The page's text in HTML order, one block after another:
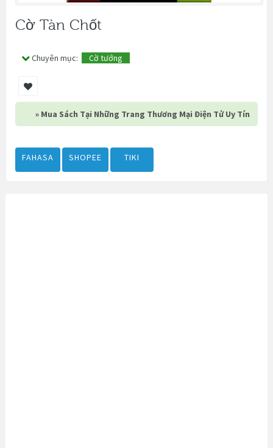
Cờ Tàn Chốt
Chuyên mục: Cờ tướng
» Mua Sách Tại Những Trang Thương Mại Điện Tử Uy Tín
FAHASA SHOPEE TIKI